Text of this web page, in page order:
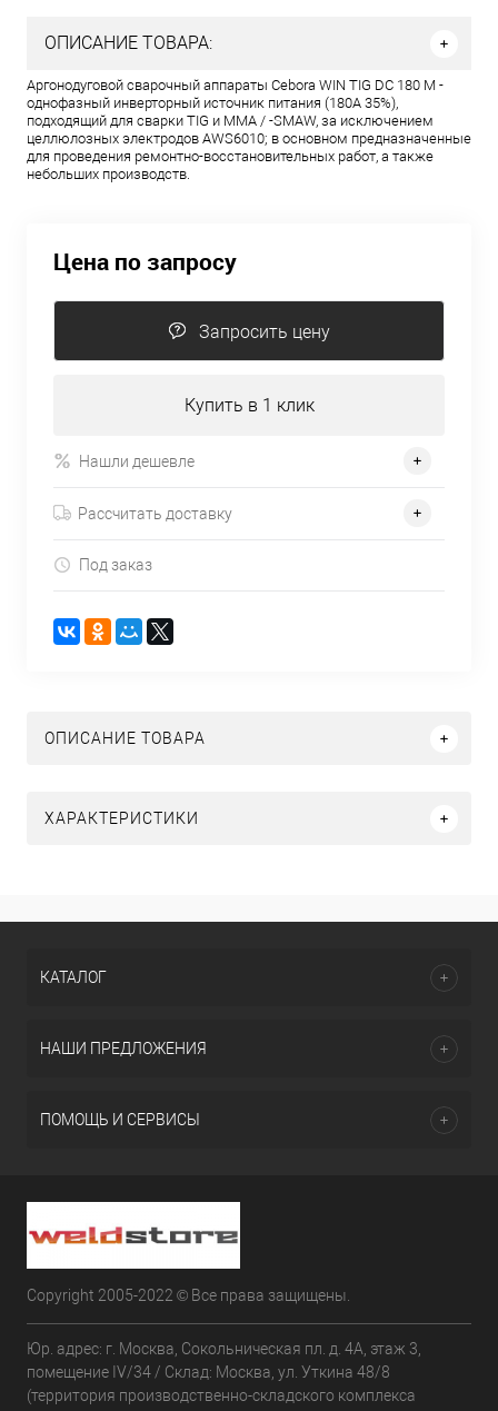
ОПИСАНИЕ ТОВАРА:
Аргонодуговой сварочный аппараты Cebora WIN TIG DC 180 M -
однофазный инверторный источник питания (180A 35%),
подходящий для сварки TIG и MMA / -SMAW, за исключением
целлюлозных электродов AWS6010; в основном предназначенные
для проведения ремонтно-восстановительных работ, а также
небольших производств.
Цена по запросу
Запросить цену
Купить в 1 клик
Нашли дешевле
Рассчитать доставку
Под заказ
ОПИСАНИЕ ТОВАРА
ХАРАКТЕРИСТИКИ
КАТАЛОГ
НАШИ ПРЕДЛОЖЕНИЯ
ПОМОЩЬ И СЕРВИСЫ
Copyright 2005-2022 © Все права защищены.
Юр. адрес: г. Москва, Сокольническая пл. д. 4А, этаж 3,
помещение IV/34 / Склад: Москва, ул. Уткина 48/8
(территория производственно-складского комплекса